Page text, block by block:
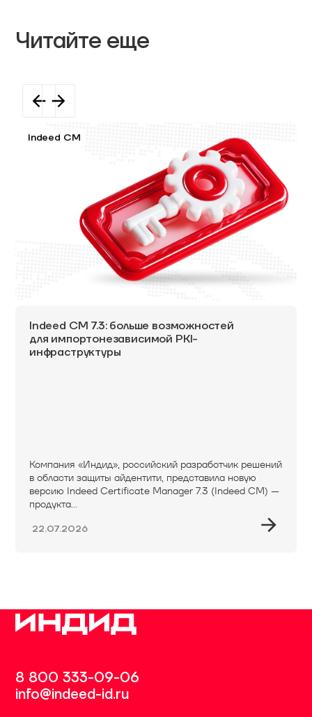
Читайте еще
Indeed CM
Indeed CM 7.3: больше возможностей
для импортонезависимой PKI-
инфраструктуры
Компания «Индид», российский разработчик решений
в области защиты айдентити, представила новую
версию Indeed Certificate Manager 7.3 (Indeed CM) —
продукта...
22.07.2026
8 800 333-09-06
info@indeed-id.ru